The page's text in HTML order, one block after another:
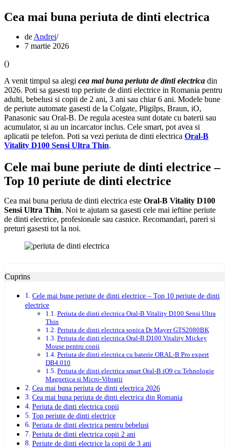
Cea mai buna periuta de dinti electrica
de Andrei
7 martie 2026
()
A venit timpul sa alegi cea mai buna periuta de dinti electrica din
2026. Poti sa gasesti top periute de dinti electrice in Romania pentru
adulti, bebelusi si copii de 2 ani, 3 ani sau chiar 6 ani. Modele bune
de periute automate gasesti de la Colgate, Pligilps, Braun, iO,
Panasonic sau Oral-B. De regula acestea sunt dotate cu baterii sau
acumulator, si au un incarcator inclus. Cele smart, pot avea si
aplicatii pe telefon. Poti sa vezi periuta de dinti electrica Oral-B
Vitality D100 Sensi Ultra Thin.
Cele mai bune periute de dinti electrice –
Top 10 periute de dinti electrice
Cea mai buna periuta de dinti electrica este Oral-B Vitality D100
Sensi Ultra Thin. Noi te ajutam sa gasesti cele mai ieftine periute
de dinti electrice, profesionale sau casnice. Recomandari, pareri si
preturi gasesti tot la noi.
Cuprins
Cele mai bune periute de dinti electrice – Top 10 periute de dinti
electrice
Periuta de dinti electrica Oral-B Vitality D100 Sensi Ultra
Thin
Periuta de dinti electrica sonica Dr Mayer GTS2080BK
Periuta de dinti electrica Oral-B D100 Vitality Mickey
Mouse pentru copii
Periuta de dinti electrica cu baterie ORAL-B Pro expert
DB4.010
Periuta de dinti electrica smart Oral-B iO9 cu Tehnologie
Magnetica si Micro-Vibratii
Cea mai buna periuta de dinti electrica 2026
Cea mai buna periuta de dinti electrica din Romania
Periuta de dinti electrica copii
Top periute de dinti electrice
Periuta de dinti electrica pentru bebelusi
Periuta de dinti electrica copii 2 ani
Periute de dinti electrice la copii de 3 ani